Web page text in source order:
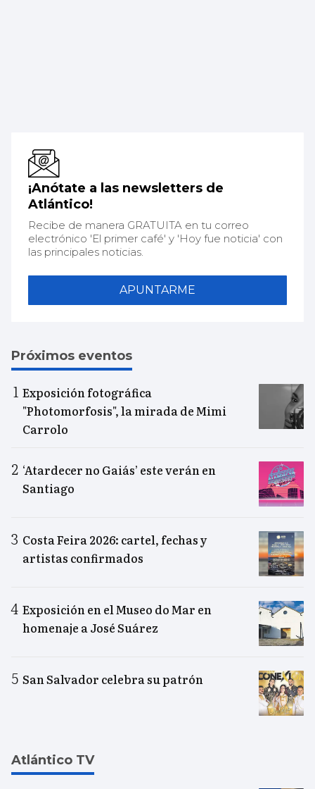
¡Anótate a las newsletters de
Atlántico!
Recibe de manera GRATUITA en tu correo
electrónico 'El primer café' y 'Hoy fue noticia' con
las principales noticias.
APUNTARME
Próximos eventos
Exposición fotográfica
"Photomorfosis", la mirada de Mimi
Carrolo
‘Atardecer no Gaiás’ este verán en
Santiago
Costa Feira 2026: cartel, fechas y
artistas confirmados
Exposición en el Museo do Mar en
homenaje a José Suárez
San Salvador celebra su patrón
Atlántico TV